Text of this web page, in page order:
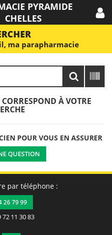
PYRAMIDE
CHELLES
ma parapharmacie
À VOTRE
POUR VOUS EN ASSURER
QUESTION
par téléphone :
79 99
72 11 30 83